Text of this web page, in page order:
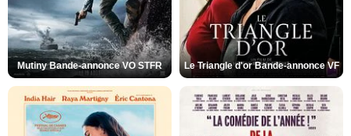
Mutiny Bande-annonce VO STFR Le Triangle d'or Bande-annonce VF